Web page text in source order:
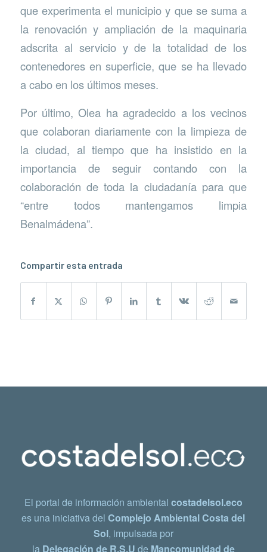
que experimenta el municipio y que se suma a
la renovación y ampliación de la maquinaria
adscrita al servicio y de la totalidad de los
contenedores en superficie, que se ha llevado
a cabo en los últimos meses.
Por último, Olea ha agradecido a los vecinos
que colaboran diariamente con la limpieza de
la ciudad, al tiempo que ha insistido en la
importancia de seguir contando con la
colaboración de toda la ciudadanía para que
“entre todos mantengamos limpia
Benalmádena”.
Compartir esta entrada
El portal de información ambiental costadelsol.eco
es una iniciativa delComplejo Ambiental Costa del
Sol, impulsada por
la Delegación de R.S.U de Mancomunidad de